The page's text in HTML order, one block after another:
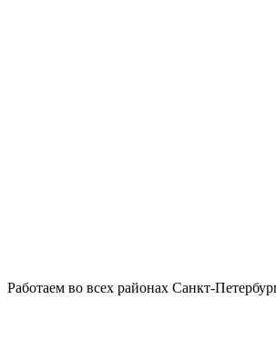
Работаем во всех районах Санкт-